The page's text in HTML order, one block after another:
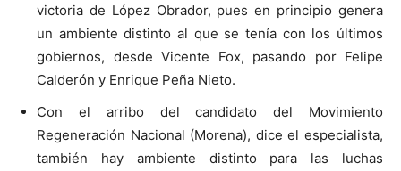
victoria de López Obrador, pues en principio genera
un ambiente distinto al que se tenía con los últimos
gobiernos, desde Vicente Fox, pasando por Felipe
Calderón y Enrique Peña Nieto.
Con el arribo del candidato del Movimiento
Regeneración Nacional (Morena), dice el especialista,
también hay ambiente distinto para las luchas